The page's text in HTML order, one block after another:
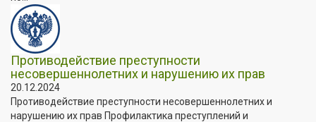
Противодействие преступности
несовершеннолетних и нарушению их прав
20.12.2024
Противодействие преступности несовершеннолетних и
нарушению их прав Профилактика преступлений и